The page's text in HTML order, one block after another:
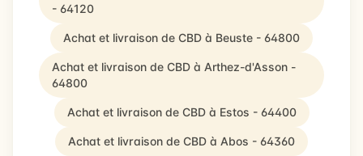
- 64120
Achat et livraison de CBD à Beuste - 64800
Achat et livraison de CBD à Arthez-d'Asson -
64800
Achat et livraison de CBD à Estos - 64400
Achat et livraison de CBD à Abos - 64360